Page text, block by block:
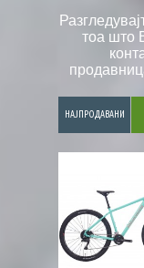
тоа што
НАЈПРОДАВАНИ